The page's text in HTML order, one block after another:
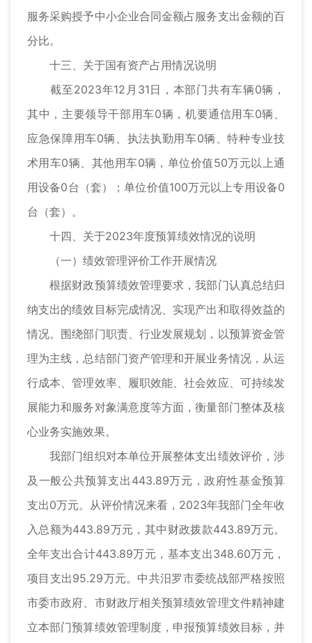
服务采购授予中小企业合同金额占服务支出金额的百
分比。
十三、关于国有资产占用情况说明
截至2023年12月31日，本部门共有车辆0辆，
其中，主要领导干部用车0辆，机要通信用车0辆、
应急保障用车0辆、执法执勤用车0辆、特种专业技
术用车0辆、其他用车0辆，单位价值50万元以上通
用设备0台（套）；单位价值100万元以上专用设备0
台（套）。
十四、关于2023年度预算绩效情况的说明
（一）绩效管理评价工作开展情况
根据财政预算绩效管理要求，我部门认真总结归
纳支出的绩效目标完成情况、实现产出和取得效益的
情况。围绕部门职责、行业发展规划，以预算资金管
理为主线，总结部门资产管理和开展业务情况，从运
行成本、管理效率、履职效能、社会效应、可持续发
展能力和服务对象满意度等方面，衡量部门整体及核
心业务实施效果。
我部门组织对本单位开展整体支出绩效评价，涉
及一般公共预算支出443.89万元，政府性基金预算
支出0万元。从评价情况来看，2023年我部门全年收
入总额为443.89万元，其中财政拨款443.89万元。
全年支出合计443.89万元，基本支出348.60万元，
项目支出95.29万元。中共汨罗市委统战部严格按照
市委市政府、市财政厅相关预算绩效管理文件精神建
立本部门预算绩效管理制度，申报预算绩效目标，并